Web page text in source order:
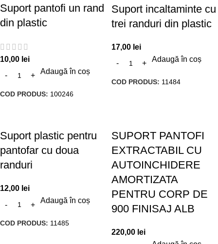
Suport pantofi un rand
din plastic
10,00 lei
Adaugă în coș
COD PRODUS: 100246
Suport incaltaminte cu
trei randuri din plastic
17,00 lei
Adaugă în coș
COD PRODUS: 11484
Suport plastic pentru
pantofar cu doua
randuri
12,00 lei
Adaugă în coș
COD PRODUS: 11485
SUPORT PANTOFI
EXTRACTABIL CU
AUTOINCHIDERE
AMORTIZATA
PENTRU CORP DE
900 FINISAJ ALB
220,00 lei